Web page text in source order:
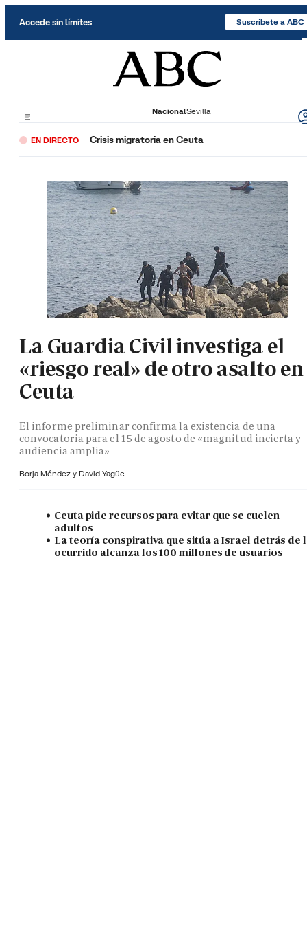
Accede sin límites Suscríbete a ABC
NacionalSevilla
EN DIRECTO Crisis migratoria en Ceuta
La Guardia Civil investiga el
«riesgo real» de otro asalto en
Ceuta
El informe preliminar confirma la existencia de una
convocatoria para el 15 de agosto de «magnitud incierta y
audiencia amplia»
Borja Méndez y David Yagüe
Ceuta pide recursos para evitar que se cuelen
adultos
La teoría conspirativa que sitúa a Israel detrás de
ocurrido alcanza los 100 millones de usuarios